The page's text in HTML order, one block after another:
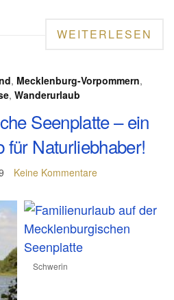
WEITERLESEN
, Mecklenburg-Vorpommern,
, Wanderurlaub
Seenplatte – ein
für Naturliebhaber!
Keine Kommentare
Schwerin